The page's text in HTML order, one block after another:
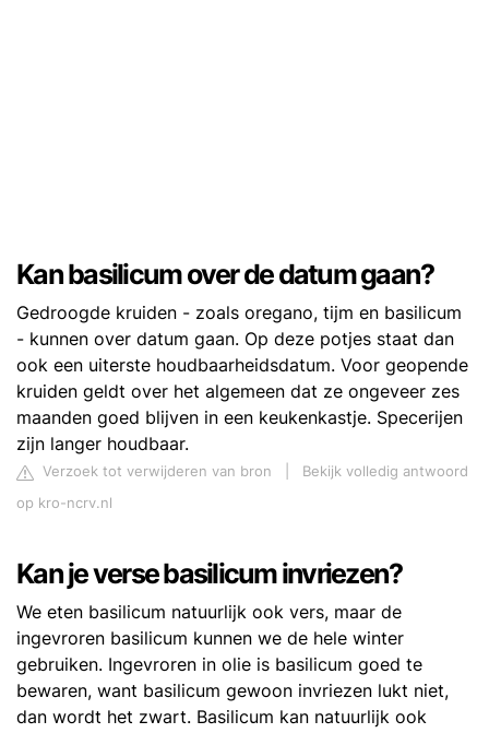
Kan basilicum over de datum gaan?
Gedroogde kruiden - zoals oregano, tijm en basilicum
- kunnen over datum gaan. Op deze potjes staat dan
ook een uiterste houdbaarheidsdatum. Voor geopende
kruiden geldt over het algemeen dat ze ongeveer zes
maanden goed blijven in een keukenkastje. Specerijen
zijn langer houdbaar.
Verzoek tot verwijderen van bron
Bekijk volledig antwoord
op kro-ncrv.nl
Kan je verse basilicum invriezen?
We eten basilicum natuurlijk ook vers, maar de
ingevroren basilicum kunnen we de hele winter
gebruiken. Ingevroren in olie is basilicum goed te
bewaren, want basilicum gewoon invriezen lukt niet,
dan wordt het zwart. Basilicum kan natuurlijk ook